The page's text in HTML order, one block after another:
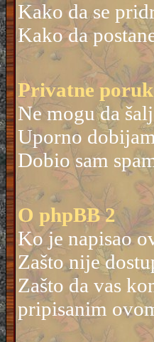
Kako da se
Kako da
Privatne
Ne mogu da
Uporno
Dobio sam
O phpBB 2
Ko je napisao
Zašto nije
Zašto da vas
pripisanim